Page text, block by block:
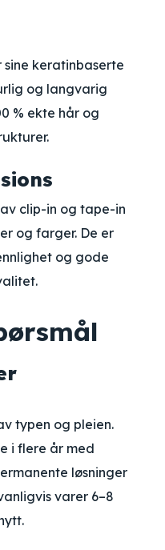
keratinbaserte
og langvarig
% ekte hår og
clip-in og tape-in
og farger. De er
og gode
typen og pleien.
i flere år med
løsninger
varer 6–8